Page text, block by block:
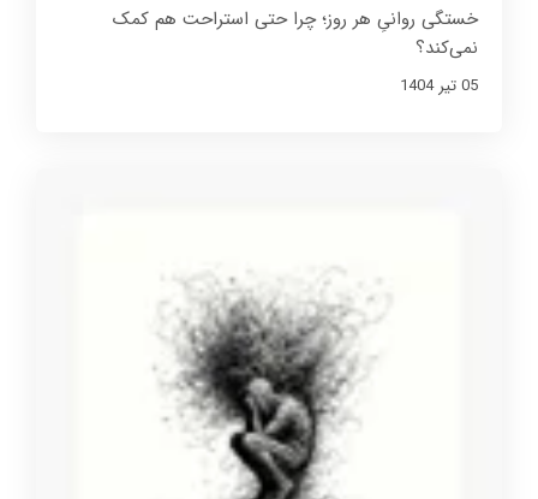
خستگی روانیِ هر روز؛ چرا حتی استراحت هم کمک
نمی‌کند؟
05 تير 1404